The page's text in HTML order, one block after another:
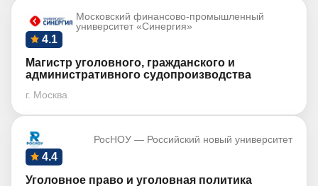
Московский финансово-промышленный
университет «Синергия»
4.1
Магистр уголовного, гражданского и
административного судопроизводства
г. Москва
РосНОУ — Российский новый университет
4.4
Уголовное право и уголовная политика